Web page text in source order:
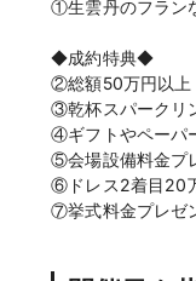
①生雲丹のフラン
◆成約特典◆
②総額50万円以上
③乾杯スパークリ
④ギフトやペーパ
⑤会場設備料金プ
⑥ドレス2着目20
⑦挙式料金プレゼ